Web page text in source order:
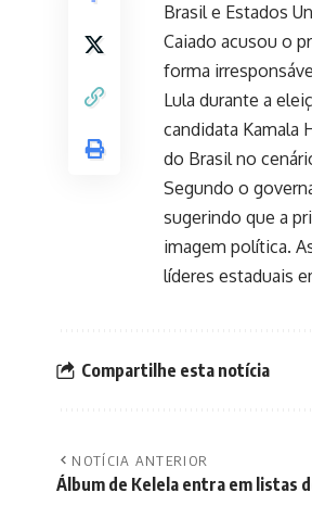
Brasil e Estados
Caiado acusou o
forma
Lula durante a
candidata Kamala
do Brasil no
Segundo o
sugerindo que a
imagem política.
líderes estaduais
Compartilhe esta notícia
NOTÍCIA ANTERIOR
Álbum de Kelela entra em listas